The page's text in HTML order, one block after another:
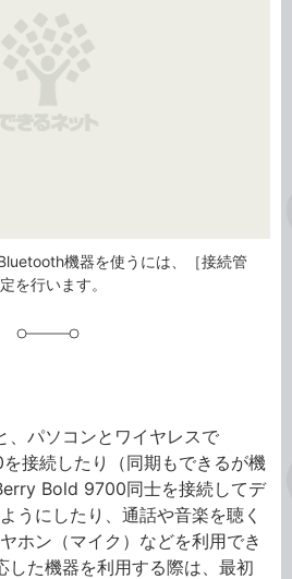
機器を使うには、［接続管
を行います。
パソコンとワイヤレスで
接続したり（同期もできるが機
Bold 9700同士を接続してデ
うにしたり、通話や音楽を聴く
ホン（マイク）などを利用でき
した機器を利用する際は、最初